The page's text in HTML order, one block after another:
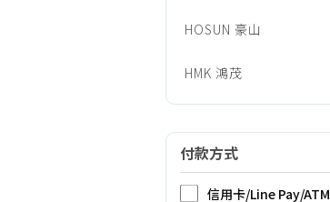
HOSUN 豪山
HMK 鴻茂
付款方式
信用卡/Line Pay/ATM